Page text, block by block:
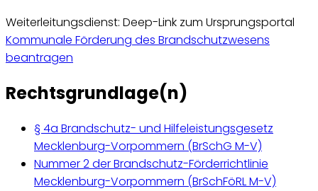
Weiterleitungsdienst: Deep-Link zum Ursprungsportal
Kommunale Förderung des Brandschutzwesens
beantragen
Rechtsgrundlage(n)
§ 4a Brandschutz- und Hilfeleistungsgesetz
Mecklenburg-Vorpommern (BrSchG M-V)
Nummer 2 der Brandschutz-Förderrichtlinie
Mecklenburg-Vorpommern (BrSchFöRL M-V)